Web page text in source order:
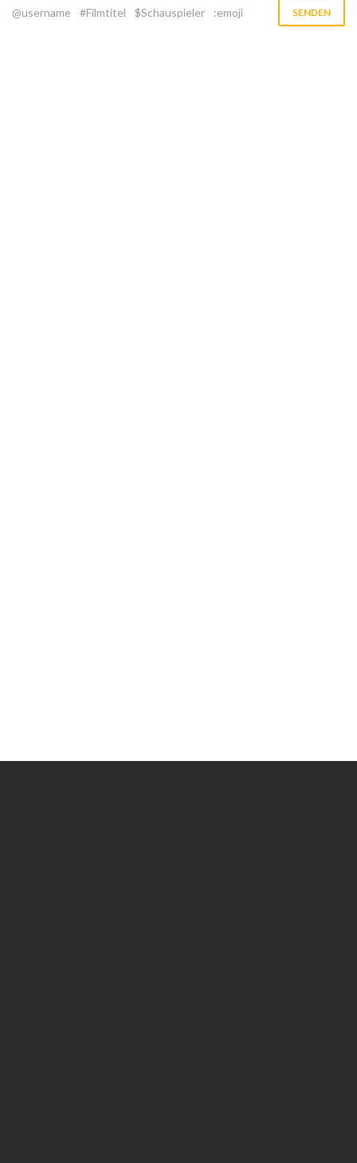
@username #Filmtitel $Schauspieler :emoji